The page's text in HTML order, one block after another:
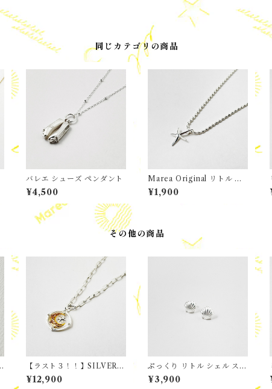
同じカテゴリの商品
バレエ シューズ ペンダント
¥4,500
Marea Original リトル ス
ターフィッシュ ペンダン
ト
¥1,900
その他の商品
【ラスト３！！】SILVER a
nd GOLD Mix / MOON a
nd STAR ペンダント
¥12,900
ぷっくり リトル シェル スタ
ッドピアス
¥3,900